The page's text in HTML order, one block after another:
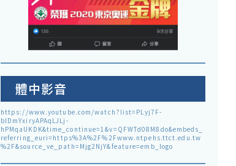
體中影音
https://www.youtube.com/watch?list=PLyj7F-
blDmYxiryAPAqLJLj-
hPMqaUKDK&time_continue=1&v=QFWTd08M8do&embeds_
referring_euri=https%3A%2F%2Fwww.ntpehs.ttct.edu.tw
%2F&source_ve_path=Mjg2NjY&feature=emb_logo